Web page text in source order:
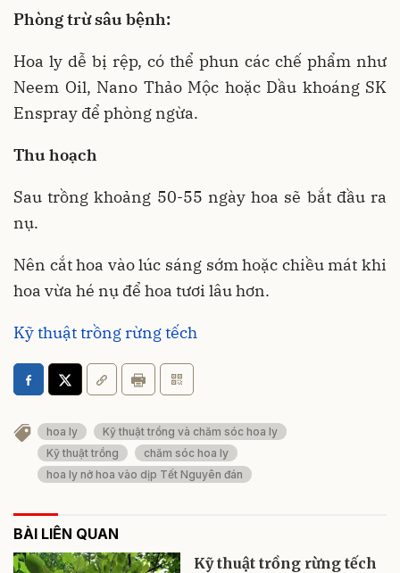
Phòng trừ sâu bệnh:
Hoa ly dễ bị rệp, có thể phun các chế phẩm như
Neem Oil, Nano Thảo Mộc hoặc Dầu khoáng SK
Enspray để phòng ngừa.
Thu hoạch
Sau trồng khoảng 50-55 ngày hoa sẽ bắt đầu ra
nụ.
Nên cắt hoa vào lúc sáng sớm hoặc chiều mát khi
hoa vừa hé nụ để hoa tươi lâu hơn.
Kỹ thuật trồng rừng tếch
hoa ly
Kỹ thuật trồng và chăm sóc hoa ly
Kỹ thuật trồng
chăm sóc hoa ly
hoa ly nở hoa vào dịp Tết Nguyên đán
BÀI LIÊN QUAN
Kỹ thuật trồng rừng tếch